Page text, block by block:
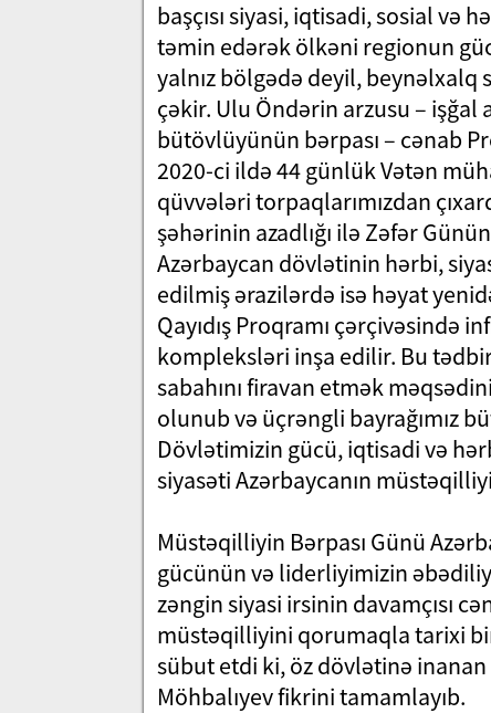
başçısı siyasi, iqtisadi, sosial və
təmin edərək ölkəni regionun
yalnız bölgədə deyil, beynəlxalq
çəkir. Ulu Öndərin arzusu – işğal
bütövlüyünün bərpası – cənab
2020-ci ildə 44 günlük Vətən
qüvvələri torpaqlarımızdan
şəhərinin azadlığı ilə Zəfər
Azərbaycan dövlətinin hərbi,
edilmiş ərazilərdə isə həyat
Qayıdış Proqramı çərçivəsində
kompleksləri inşa edilir. Bu
sabahını firavan etmək
olunub və üçrəngli bayrağımız
Dövlətimizin gücü, iqtisadi və
siyasəti Azərbaycanın
Müstəqilliyin Bərpası Günü
gücünün və liderliyimizin
zəngin siyasi irsinin davamçısı
müstəqilliyini qorumaqla tarixi
sübut etdi ki, öz dövlətinə
Möhbalıyev fikrini tamamlayıb.